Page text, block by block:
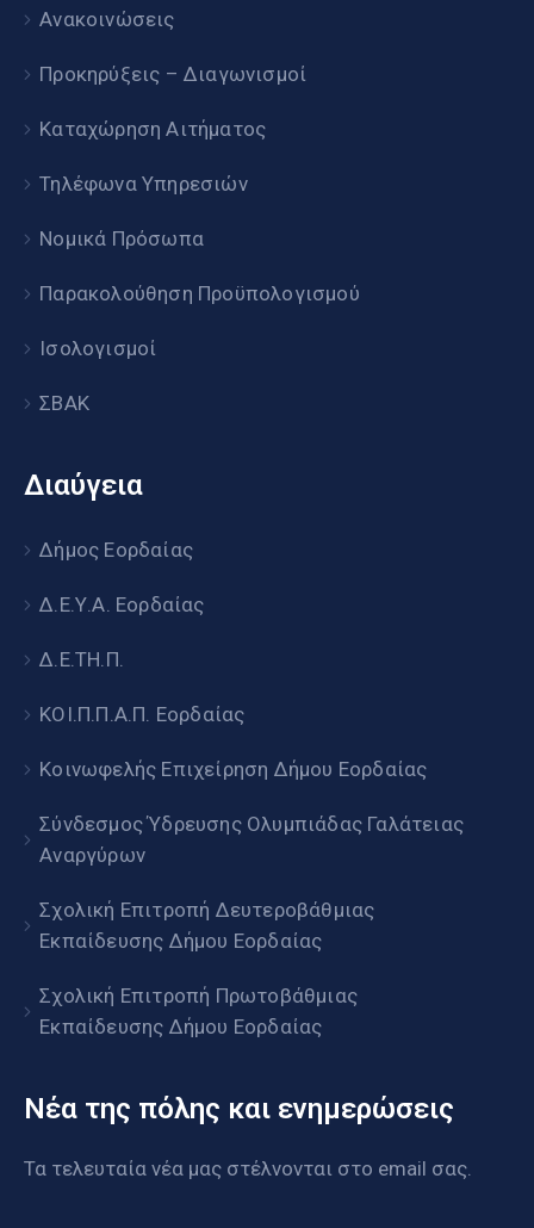
Ανακοινώσεις
Προκηρύξεις – Διαγωνισμοί
Καταχώρηση Αιτήματος
Τηλέφωνα Υπηρεσιών
Νομικά Πρόσωπα
Παρακολούθηση Προϋπολογισμού
Ισολογισμοί
ΣΒΑΚ
Διαύγεια
Δήμος Εορδαίας
Δ.Ε.Υ.Α. Εορδαίας
Δ.Ε.ΤΗ.Π.
ΚΟΙ.Π.Π.Α.Π. Εορδαίας
Κοινωφελής Επιχείρηση Δήμου Εορδαίας
Σύνδεσμος Ύδρευσης Ολυμπιάδας Γαλάτειας
Αναργύρων
Σχολική Επιτροπή Δευτεροβάθμιας
Εκπαίδευσης Δήμου Εορδαίας
Σχολική Επιτροπή Πρωτοβάθμιας
Εκπαίδευσης Δήμου Εορδαίας
Νέα της πόλης και ενημερώσεις
Τα τελευταία νέα μας στέλνονται στο email σας.